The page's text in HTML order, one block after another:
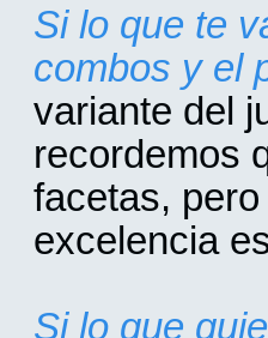
Si lo que te
combos y el
variante del
recordemos
facetas,
excelencia
Si lo que